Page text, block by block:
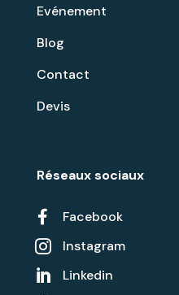
Réseaux sociaux
 Facebook
 Instagram

Linkedin
Evénement
Blog
Contact
Devis